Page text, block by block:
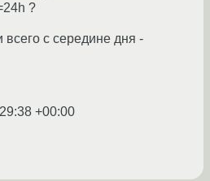
?
всего с середине дня -
+00:00